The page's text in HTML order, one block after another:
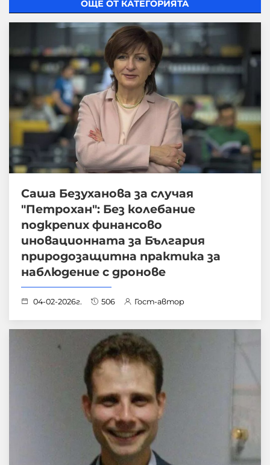
ОЩЕ ОТ КАТЕГОРИЯТА
Саша Безуханова за случая
"Петрохан": Без колебание
подкрепих финансово
иновационната за България
природозащитна практика за
наблюдение с дронове
04-02-2026г. 506 Гост-автор